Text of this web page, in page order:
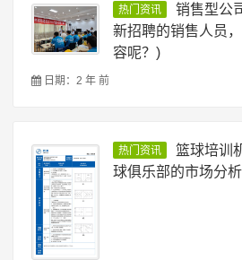
热门资讯
销售型公
新招聘的销售人员
容呢？)
日期：2 年 前
热门资讯
篮球培训
球俱乐部的市场分